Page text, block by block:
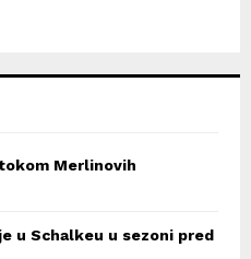
Merlinovih
u Schalkeu u sezoni pred